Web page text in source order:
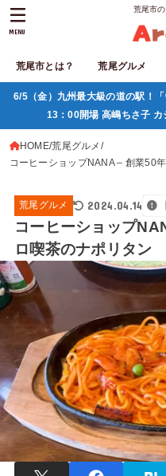
荒尾市
荒尾市とは？ 荒尾グルメ
MENU
6/5（金）九州最大級の道の駅！
13：00開場 高嶋ちさ子 カ
HOME 荒尾グルメ
コーヒーショップNANA – 創業50
荒尾グルメ 2024.04.14
コーヒーショップ
ロ喫茶のナポリタン